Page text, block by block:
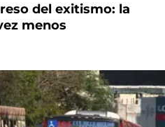
del exitismo: la
menos